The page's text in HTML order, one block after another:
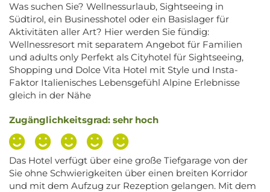
Was suchen Sie? Wellnessurlaub, Sightseeing in
Südtirol, ein Businesshotel oder ein Basislager für
Aktivitäten aller Art? Hier werden Sie fündig:
Wellnessresort mit separatem Angebot für Familien
und adults only Perfekt als Cityhotel für Sightseeing,
Shopping und Dolce Vita Hotel mit Style und Insta-
Faktor Italienisches Lebensgefühl Alpine Erlebnisse
gleich in der Nähe
Zugänglichkeitsgrad: sehr hoch
Das Hotel verfügt über eine große Tiefgarage von der
Sie ohne Schwierigkeiten über einen breiten Korridor
und mit dem Aufzug zur Rezeption gelangen. Mit dem